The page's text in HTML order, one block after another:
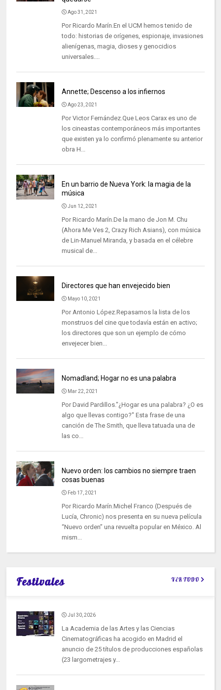
Ago 31, 2021
Por Ricardo Marín.En el UCM hemos tenido de
todo: historias de orígenes, espionaje, invasiones
alienígenas, magia, dioses y genocidios
universales....
Annette; Descenso a los infiernos
Ago 23, 2021
Por Victor Fernández.Que Leos Carax es uno de
los cineastas contemporáneos más importantes
que existen ya lo confirmó plenamente su anterior
obra H...
En un barrio de Nueva York: la magia de la
música
Jun 12, 2021
Por Ricardo Marín.De la mano de Jon M. Chu
(Ahora Me Ves 2, Crazy Rich Asians), con música
de Lin-Manuel Miranda, y basada en el célebre
musical de...
Directores que han envejecido bien
Mayo 10, 2021
Por Antonio López.Repasamos la lista de los
monstruos del cine que todavía están en activo;
los directores que son un ejemplo de cómo
envejecer bien...
Nomadland; Hogar no es una palabra
Mar 22, 2021
Por David Pardillos."¿Hogar es una palabra? ¿O es
algo que llevas contigo?" Esta frase de una
canción de The Smith, que lleva tatuada una de
las co...
Nuevo orden: los cambios no siempre traen
cosas buenas
Feb 17, 2021
Por Ricardo Marín.Michel Franco (Después de
Lucía, Chronic) nos presenta en su nueva película
“Nuevo orden” una revuelta popular en México. Al
mism...
Festivales VER TODO
Jul 30, 2026
La Academia de las Artes y las Ciencias
Cinematográficas ha acogido en Madrid el
anuncio de 25 títulos de producciones españolas
(23 largometrajes y...